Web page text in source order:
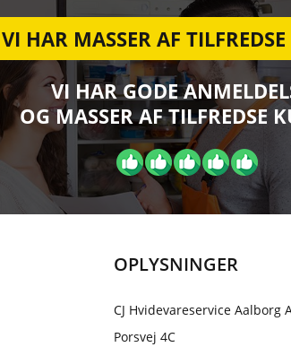
VI HAR MASSER AF
VI HAR GODE
OG MASSER AF TILFREDSE
OPLYSNINGER
CJ Hvidevareservice Aalborg
Porsvej 4C